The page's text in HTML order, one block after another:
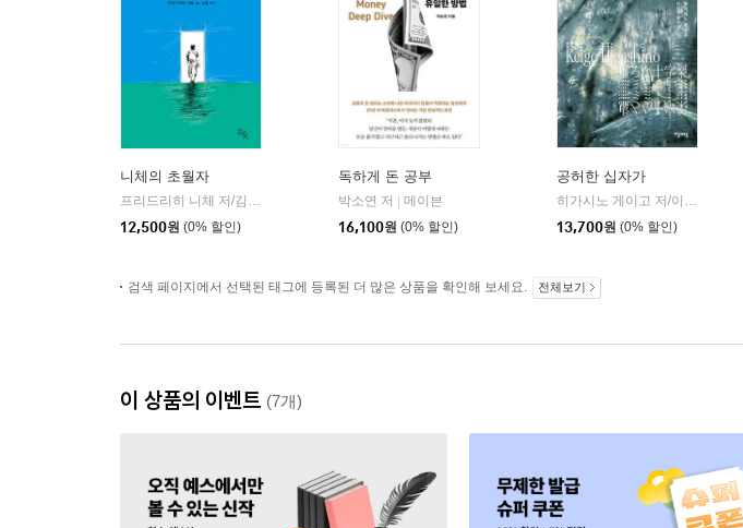
니체의 초월자
프리드리히 니체 저/김철 편역
12,500원 (0% 할인)
독하게 돈 공부
박소연 저
메이븐
16,100원 (0% 할인)
공허한 십자가
히가시노 게이고 저/이선희 역
13,700원 (0% 할인)
검색 페이지에서 선택된 태그에 등록된 더 많은 상품을 확인해 보세요. 전체보기
이 상품의 이벤트 (7개)